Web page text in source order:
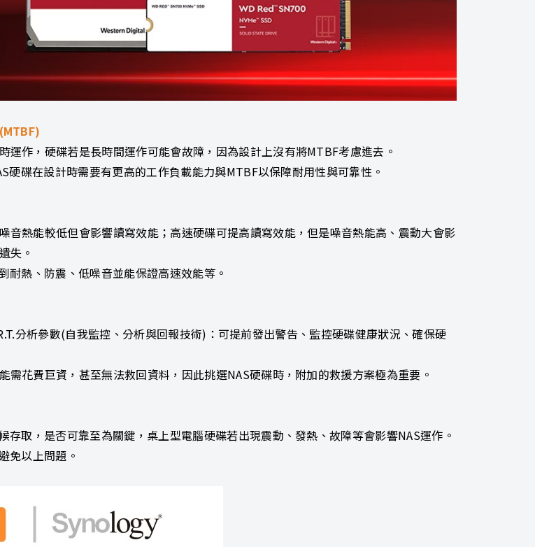
運作，硬碟若是長時間運作可能會故障，因為設計上沒有將MTBF考慮進去。
硬碟在設計時需要有更高的工作負載能力與MTBF以保障耐用性與可靠性。
音熱能較低但會影響讀寫效能；高速硬碟可提高讀寫效能，但是噪音熱能高、震動大會影
失。
耐熱、防震、低噪音並能保證高速效能等。
分析參數(自我監控、分析與回報技術)：可提前發出警告、監控硬碟健康狀況、確保硬
需花費巨資，甚至無法救回資料，因此挑選NAS硬碟時，附加的救援方案極為重要。
存取，是否可靠至為關鍵，桌上型電腦硬碟若出現震動、發熱、故障等會影響NAS運作。
免以上問題。